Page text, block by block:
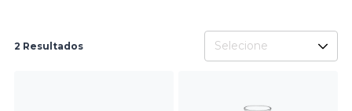
2 Resultados Selecione